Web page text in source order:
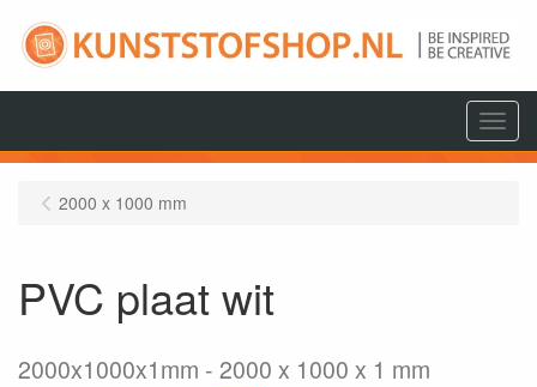
Menu
2000 x 1000 mm
PVC plaat wit
2000x1000x1mm 2000 x 1000 x 1 mm